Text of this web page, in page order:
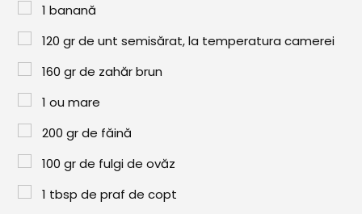
Paste & Risotto
Patiserie
Aluaturi Dulci
Aluaturi Sărate
Pizza
Rețete cu Carne
Rețete Vegetariene
1 banană
120 gr de unt semisărat, la temperatura camerei
160 gr de zahăr brun
1 ou mare
200 gr de făină
100 gr de fulgi de ovăz
1 tbsp de praf de copt